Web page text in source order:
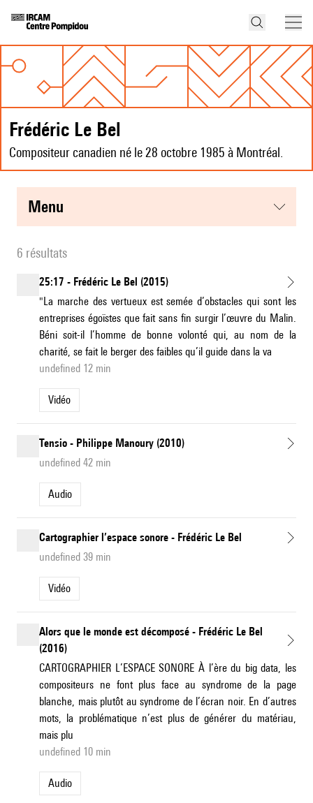
Frédéric Le Bel
Compositeur canadien né le 28 octobre 1985 à Montréal.
menu
6 résultats
25:17 - Frédéric Le Bel (2015)
"La marche des vertueux est semée d’obstacles qui sont les
entreprises égoïstes que fait sans fin surgir l’œuvre du Malin.
Béni soit-il l’homme de bonne volonté qui, au nom de la
charité, se fait le berger des faibles qu’il guide dans la va
undefined 12 min
Vidéo
Tensio - Philippe Manoury (2010)
undefined 42 min
Audio
Cartographier l’espace sonore - Frédéric Le Bel
undefined 39 min
Vidéo
Alors que le monde est décomposé - Frédéric Le Bel
(2016)
CARTOGRAPHIER L’ESPACE SONORE À l’ère du big data, les
compositeurs ne font plus face au syndrome de la page
blanche, mais plutôt au syndrome de l’écran noir. En d’autres
mots, la problématique n’est plus de générer du matériau,
mais plu
undefined 10 min
Audio